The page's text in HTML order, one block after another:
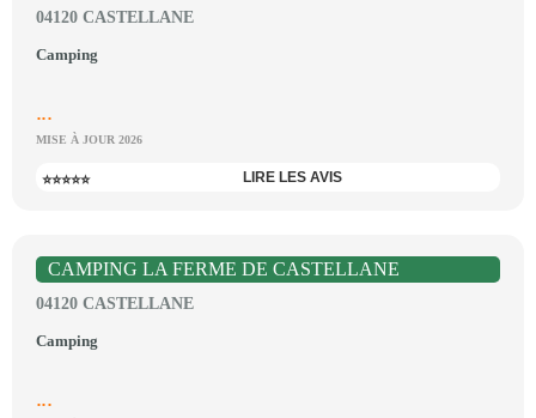
04120 CASTELLANE
Camping
...
MISE À JOUR 2026
⭐⭐⭐⭐⭐ LIRE LES AVIS
CAMPING LA FERME DE CASTELLANE
04120 CASTELLANE
Camping
...